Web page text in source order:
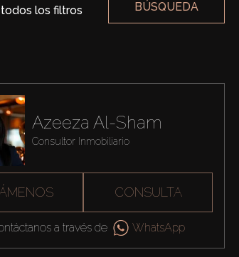
los filtros BÚSQUEDA
Azeeza Al-Sham
Consultor Inmobiliario
CONSULTA
a través de WhatsApp